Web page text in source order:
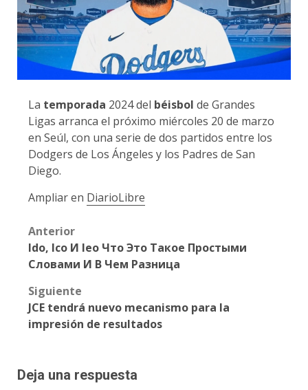
La temporada 2024 del béisbol de Grandes
Ligas arranca el próximo miércoles 20 de marzo
en Seúl, con una serie de dos partidos entre los
Dodgers de Los Ángeles y los Padres de San
Diego.
Ampliar en DiarioLibre
Post
navigation
Anterior
Ido, Ico И Ieo Что Это Такое Простыми
Словами И В Чем Разница
Siguiente
JCE tendrá nuevo mecanismo para la
impresión de resultados
Deja una respuesta